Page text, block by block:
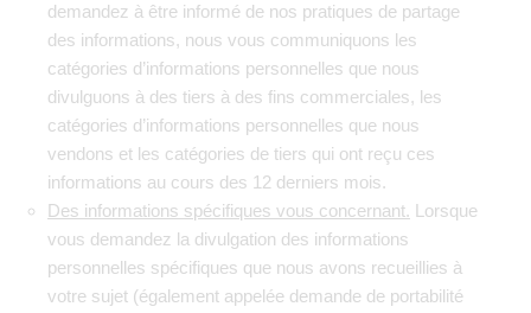
demandez à être informé de nos pratiques de partage
des informations, nous vous communiquons les
catégories d’informations personnelles que nous
divulguons à des tiers à des fins commerciales, les
catégories d’informations personnelles que nous
vendons et les catégories de tiers qui ont reçu ces
informations au cours des 12 derniers mois.
Des informations spécifiques vous concernant. Lorsque
vous demandez la divulgation des informations
personnelles spécifiques que nous avons recueillies à
votre sujet (également appelée demande de portabilité